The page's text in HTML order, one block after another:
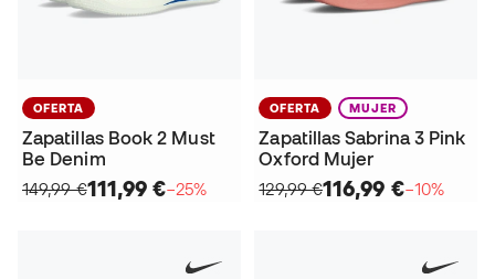
OFERTA
Zapatillas Book 2 Must
Be Denim
149,99 €111,99 €−25%
OFERTA MUJER
Zapatillas Sabrina 3 Pink
Oxford Mujer
129,99 €116,99 €−10%